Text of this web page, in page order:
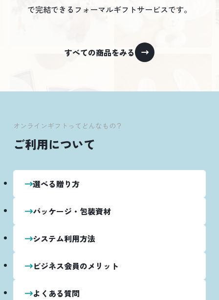
で完結できる フォーマルギフトサービスです。
すべての商品をみる
オンラインギフトってどんなもの？
ご利用について
選べる贈り方
パッケージ・包装資材
システム利用方法
ビジネス会員のメリット
よくある質問